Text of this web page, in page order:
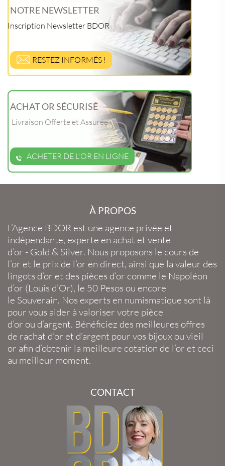
NOTRE NEWSLETTER
Inscription Newsletter BDOR
RESTEZ INFORMÉS !
ACHAT OR SÉCURISÉ
Livraison Offerte et Assurée
ACHETER DE L'OR EN LIGNE
À PROPOS
L’Agence BDOR est une agence privée et
indépendante, experte en achat et vente
d’or - Gold & Silver. Nous proposons le cours de
l’or et le prix de l’or en direct, ainsi que la valeur des
lingots d’or et des pièces d’or comme le Napoléon
d’or (Louis d’Or), le 50 Pesos ou encore
le Souverain. Nos experts en numismatique sont là
pour vous aider à valoriser votre pièce
d’or ou d’argent. Bénéficiez des meilleures offres
de rachat d’or et d’argent pour vos bijoux ou vieil
or afin d’obtenir la meilleure cotation de l’or et ceci
au meilleur moment.
CONTACT